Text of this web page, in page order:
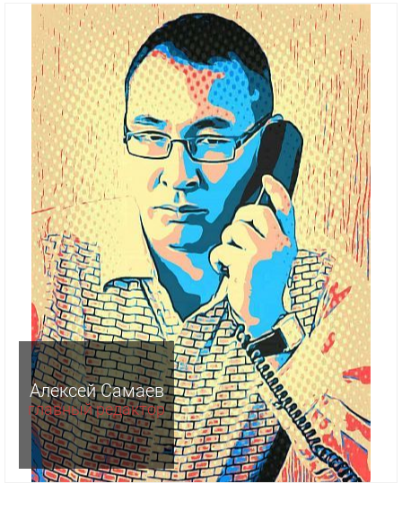
Алексей Самаев
главный редактор